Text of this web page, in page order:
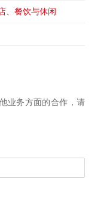
、餐饮与休闲
业务方面的合作，请